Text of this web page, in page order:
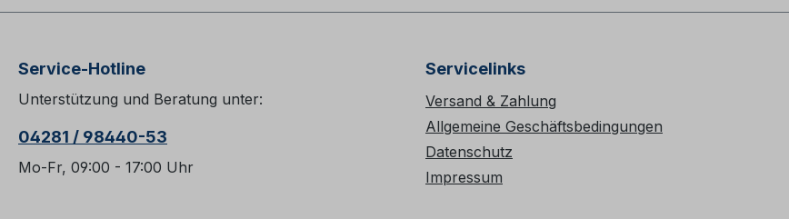
Service-Hotline
Unterstützung und Beratung unter:
04281 / 98440-53
Mo-Fr, 09:00 - 17:00 Uhr
Servicelinks
Versand & Zahlung
Allgemeine Geschäftsbedingungen
Datenschutz
Impressum